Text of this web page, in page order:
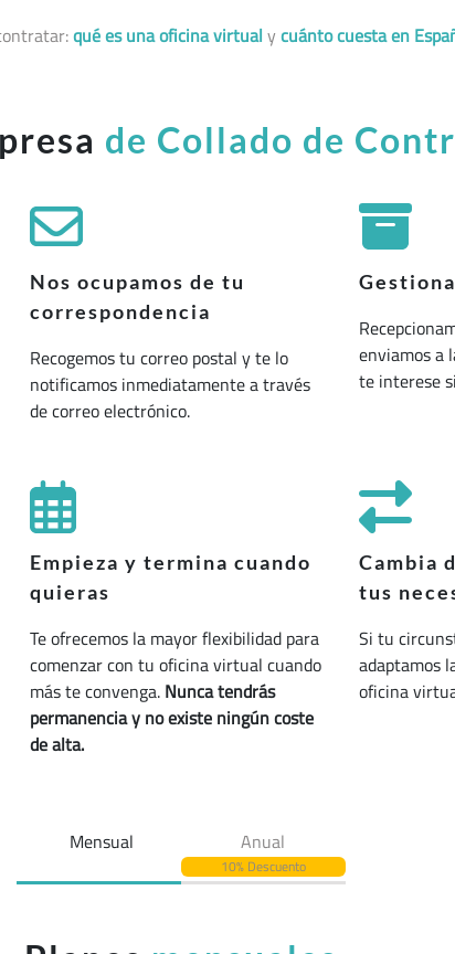
qué es una oficina virtual ycuánto cuesta en
de Collado de
Nos ocupamos de tu
correspondencia
Recogemos tu correo postal y te lo
notificamos inmediatamente a través
de correo electrónico.
enviamos a
te interese
Empieza y termina cuando
quieras
Te ofrecemos la mayor flexibilidad para
comenzar con tu oficina virtual cuando
más te convenga. Nunca tendrás
permanencia y no existe ningún coste
de alta.
Cambia
tus
Si tu
adaptamos
oficina
Mensual Anual
10% Descuento